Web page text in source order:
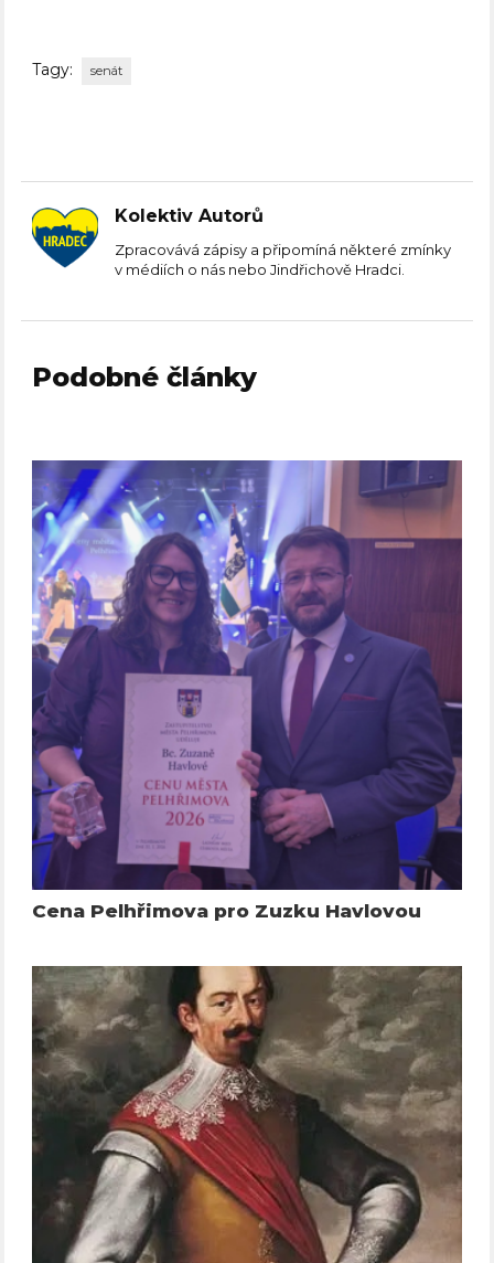
Tagy: senát
Kolektiv Autorů
Zpracovává zápisy a připomíná některé zmínky
v médiích o nás nebo Jindřichově Hradci.
Podobné články
Cena Pelhřimova pro Zuzku Havlovou